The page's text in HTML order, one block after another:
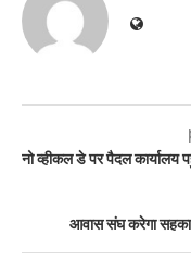
नो व्हीकल डे पर पैदल
आवास संघ करेगा